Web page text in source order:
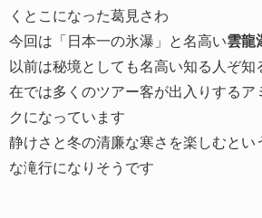
くとこになった葛見さわ
今回は「日本一の氷瀑」と名高い雲龍
以前は秘境としても名高い知る人ぞ知
在では多くのツアー客が出入りするア
クになっています
静けさと冬の清廉な寒さを楽しむとい
な滝行になりそうです